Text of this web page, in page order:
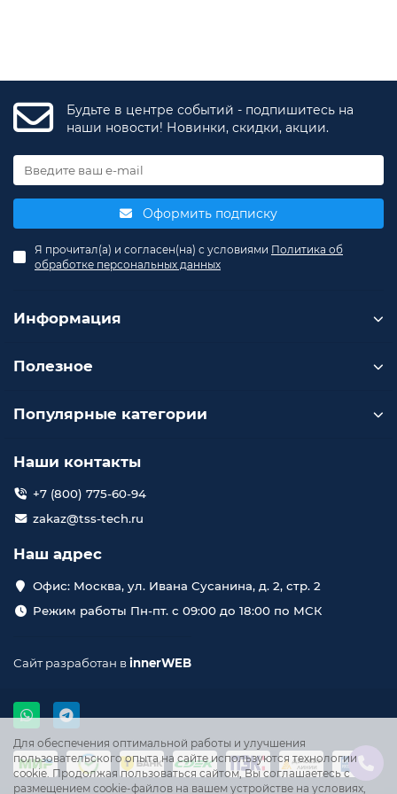
Для обеспечения оптимальной работы и улучшения
пользовательского опыта на сайте используются технологии
cookie. Продолжая пользоваться сайтом, Вы соглашаетесь с
размещением cookie-файлов на вашем устройстве на условиях,
Будьте в центре событий - подпишитесь на
наши новости! Новинки, скидки, акции.
Оформить подписку
Я прочитал(а) и согласен(на) с условиями Политика об
обработке персональных данных
Информация
Полезное
Популярные категории
Наши контакты
+7 (800) 775-60-94
zakaz@tss-tech.ru
Наш адрес
Офис: Москва, ул. Ивана Сусанина, д. 2, стр. 2
Режим работы Пн-пт. с 09:00 до 18:00 по МСК
Сайт разработан вinnerWEB